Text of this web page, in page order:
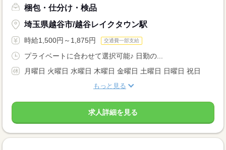
梱包・仕分け・検品
埼玉県越谷市/越谷レイクタウン駅
時給1,500円～1,875円 交通費一部支給
プライベートに合わせて選択可能♪ 日勤の...
月曜日 火曜日 水曜日 木曜日 金曜日 土曜日 日曜日 祝日
もっと見る
求人詳細を見る